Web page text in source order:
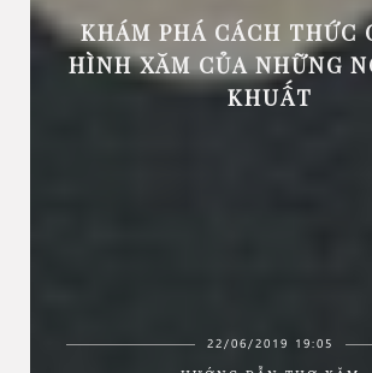
KHÁM PHÁ CÁCH THỨC
HÌNH XĂM CỦA NHỮNG
KHUẤT
22/06/2019 19:05